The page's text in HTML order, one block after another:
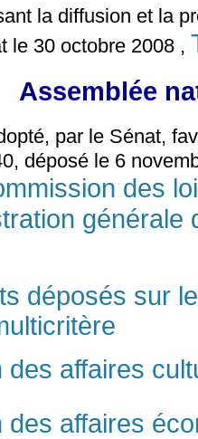
la diffusion et la
le 30 octobre 2008 ,
Assemblée
par le Sénat,
déposé le 6
des
générale
déposés sur
des affaires
des affaires